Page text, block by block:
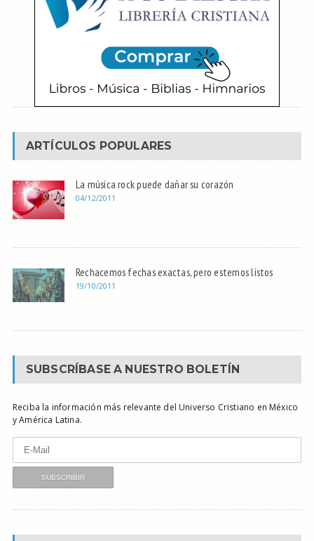
ARTÍCULOS POPULARES
La música rock puede dañar su corazón
04/12/2011
Rechacemos fechas exactas, pero estemos listos
19/10/2011
SUBSCRÍBASE A NUESTRO BOLETÍN
Reciba la información más relevante del Universo Cristiano en México
y América Latina.